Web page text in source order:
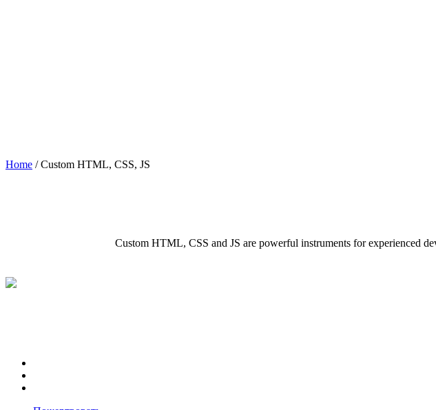
Home /Custom HTML, CSS, JS
Custom HTML, CSS and JS are powerful instruments for experienced